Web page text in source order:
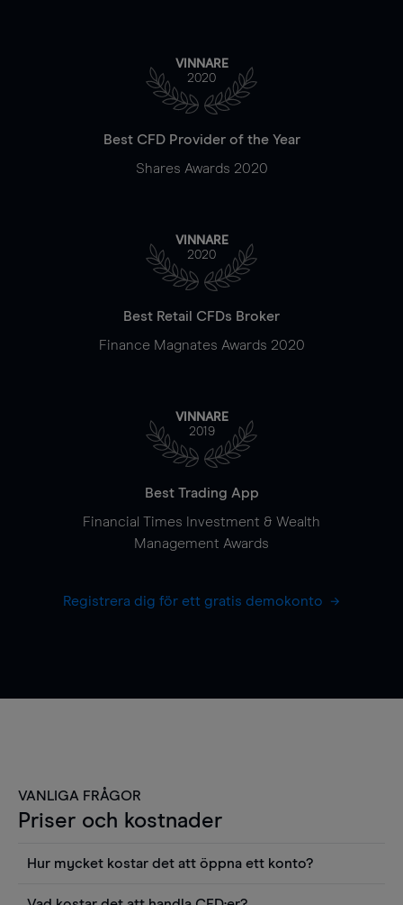
VINNARE
2020
Best CFD Provider of the Year
Shares Awards 2020
VINNARE
2020
Best Retail CFDs Broker
Finance Magnates Awards 2020
VINNARE
2019
Best Trading App
Financial Times Investment & Wealth
Management Awards
Registrera dig för ett gratis demokonto
VANLIGA FRÅGOR
Priser och kostnader
Hur mycket kostar det att öppna ett konto?